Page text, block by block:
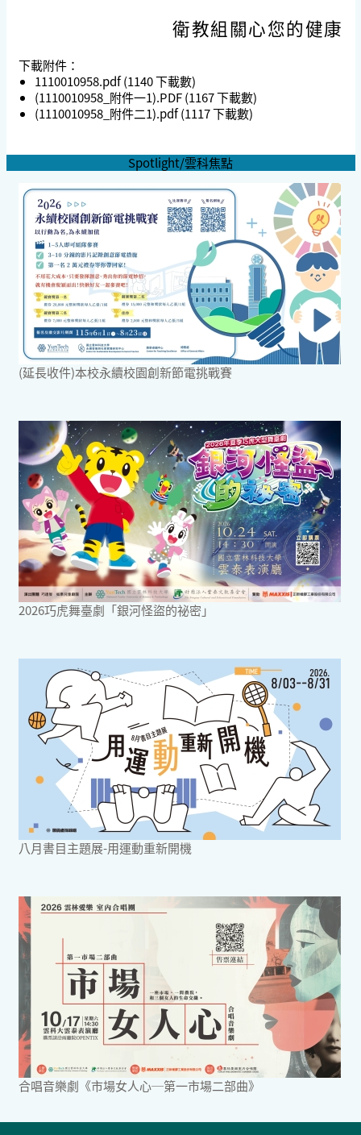
衛教組關心您的健康
下載附件：
1110010958.pdf (1140 下載數)
(1110010958_附件一1).PDF (1167 下載數)
(1110010958_附件二1).pdf (1117 下載數)
Spotlight/雲科焦點
(延長收件)本校永續校園創新節電挑戰賽
2026巧虎舞臺劇「銀河怪盜的祕密」
八月書目主題展-用運動重新開機
合唱音樂劇《市場女人心─第一市場二部曲》